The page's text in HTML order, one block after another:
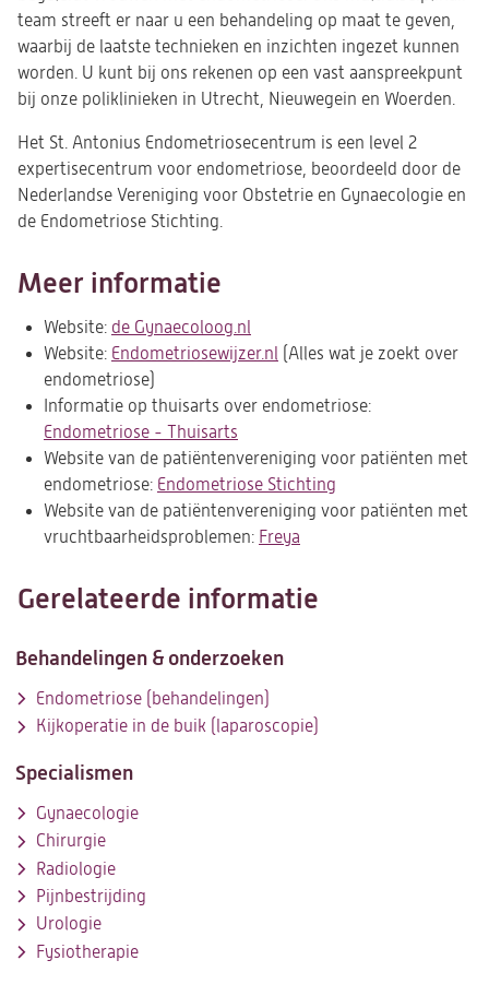
team streeft er naar u een behandeling op maat te geven,
waarbij de laatste technieken en inzichten ingezet kunnen
worden. U kunt bij ons rekenen op een vast aanspreekpunt
bij onze poliklinieken in Utrecht, Nieuwegein en Woerden.
Het St. Antonius Endometriosecentrum is een level 2
expertisecentrum voor endometriose, beoordeeld door de
Nederlandse Vereniging voor Obstetrie en Gynaecologie en
de Endometriose Stichting.
Meer informatie
Website: de Gynaecoloog.nl
in
nieuwe
Website: Endometriosewijzer.nl (opent
een
tab)
(Alles wat je zoekt over
endometriose)
Informatie op thuisarts over endometriose:
Endometriose - Thuisarts
in
een
nieuwe
tab)
Website van de patiëntenvereniging voor patiënten met
endometriose: Endometriose Stichting
in
Website van de patiëntenvereniging voor patiënten met
vruchtbaarheidsproblemen: Freya
een
Gerelateerde informatie
Behandelingen & onderzoeken
Endometriose (behandelingen)
Kijkoperatie in de buik (laparoscopie)
Specialismen
Gynaecologie
Chirurgie
Radiologie
Pijnbestrijding
Urologie
Fysiotherapie